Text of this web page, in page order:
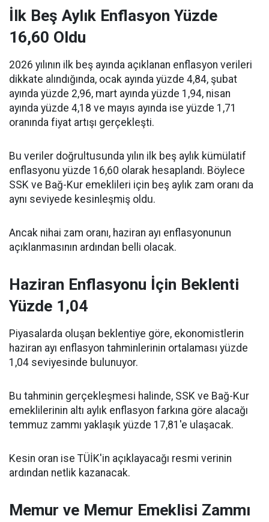
İlk Beş Aylık Enflasyon Yüzde
16,60 Oldu
2026 yılının ilk beş ayında açıklanan enflasyon verileri
dikkate alındığında, ocak ayında yüzde 4,84, şubat
ayında yüzde 2,96, mart ayında yüzde 1,94, nisan
ayında yüzde 4,18 ve mayıs ayında ise yüzde 1,71
oranında fiyat artışı gerçekleşti.
Bu veriler doğrultusunda yılın ilk beş aylık kümülatif
enflasyonu yüzde 16,60 olarak hesaplandı. Böylece
SSK ve Bağ-Kur emeklileri için beş aylık zam oranı da
aynı seviyede kesinleşmiş oldu.
Ancak nihai zam oranı, haziran ayı enflasyonunun
açıklanmasının ardından belli olacak.
Haziran Enflasyonu İçin Beklenti
Yüzde 1,04
Piyasalarda oluşan beklentiye göre, ekonomistlerin
haziran ayı enflasyon tahminlerinin ortalaması yüzde
1,04 seviyesinde bulunuyor.
Bu tahminin gerçekleşmesi halinde, SSK ve Bağ-Kur
emeklilerinin altı aylık enflasyon farkına göre alacağı
temmuz zammı yaklaşık yüzde 17,81'e ulaşacak.
Kesin oran ise TÜİK'in açıklayacağı resmi verinin
ardından netlik kazanacak.
Memur ve Memur Emeklisi Zammı